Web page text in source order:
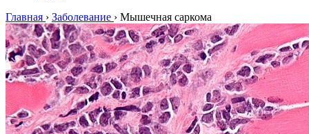
Главная › Заболевание › Мышечная саркома